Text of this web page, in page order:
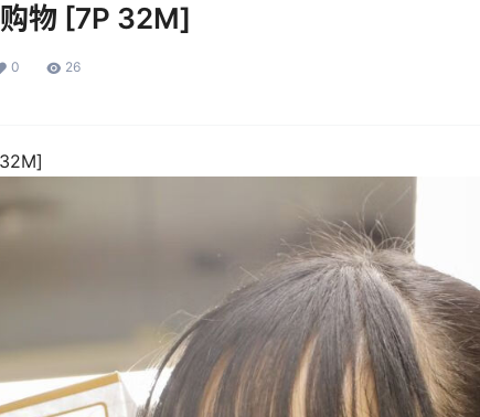
物 [7P 32M]
0 26